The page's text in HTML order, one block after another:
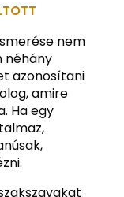
nem
néhány
azonosítani
amire
Ha egy